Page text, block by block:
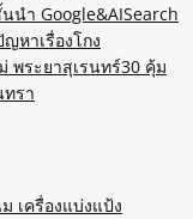
ำ Google&AISearch
หาเรื่องโกง
พระยาสุเรนทร์30 คุ้ม
รา
เครื่องแบ่งแป้ง